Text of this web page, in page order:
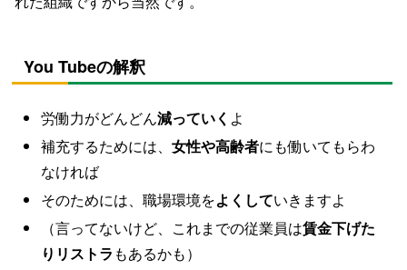
You Tubeの解釈
労働力がどんどん減っていく よ
補充するためには、女性や高齢者にも働いてもらわ
なければ
そのためには、職場環境をよくしていきますよ
（言ってないけど、これまでの従業員は賃金下げた
りリストラ もあるかも）